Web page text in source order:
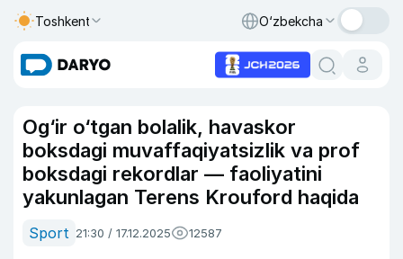
Toshkent O‘zbekcha
Og‘ir o‘tgan bolalik, havaskor
boksdagi muvaffaqiyatsizlik va prof
boksdagi rekordlar — faoliyatini
yakunlagan Terens Krouford haqida
Sport 21:30 / 17.12.2025 12587